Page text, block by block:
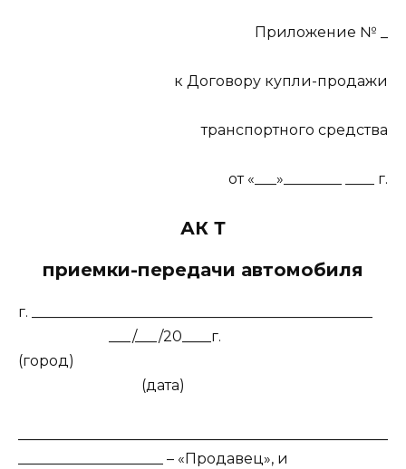
Приложение № _
к Договору купли-продажи
транспортного средства
от «___»________ ____ г.
АК Т
приемки-передачи автомобиля
г. _______________________________________________
___/___/20____г.
(город)
(дата)
____________________ – «Продавец», и